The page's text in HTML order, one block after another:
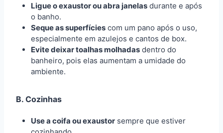
Ligue o exaustor ou abra janelas durante e após
o banho.
Seque as superfícies com um pano após o uso,
especialmente em azulejos e cantos de box.
Evite deixar toalhas molhadas dentro do
banheiro, pois elas aumentam a umidade do
ambiente.
B. Cozinhas
Use a coifa ou exaustor sempre que estiver